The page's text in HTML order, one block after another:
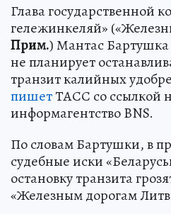
Глава государственной
гележинкеляй»
Прим.) Мантас
не планирует
транзит калийных
пишетТАСС со ссылкой
информагентство BNS.
По словам Бартушки, в
судебные иски
остановку транзита
«Железным дорогам